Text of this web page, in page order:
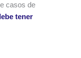
casos de
tener